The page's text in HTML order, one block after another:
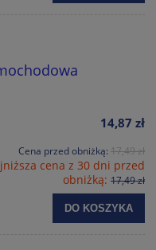
14,87 zł
Cena przed obniżką: 17,49 zł
cena z 30 dni przed
obniżką: 17,49 zł
DO KOSZYKA